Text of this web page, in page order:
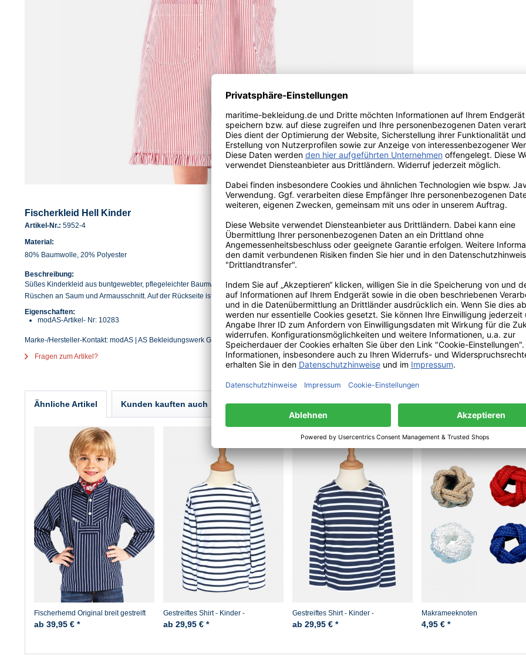
Fischerkleid Hell Kinder
Artikel-Nr.: 5952-4
Material:
80% Baumwolle, 20% Polyester
Beschreibung:
Süßes Kinderkleid aus buntgewebter, pflegeleichter Baumwollmischung mit zwei aufgesetzte Taschen,
Rüschen an Saum und Armausschnitt. Auf der Rückseite ist eine Knopfleiste angebracht.
Eigenschaften:
modAS-Artikel- Nr: 10283
Marke-/Hersteller-Kontakt: modAS | AS Bekleidungswerk GmbH | Heglitzer Str. 12 | 26409 Wittmund | Deutschland | info(a)modas-bekleidung.de
Fragen zum Artikel?
Ähnliche Artikel Kunden kauften auch Kunden haben sich ebenfalls angesehen
Fischerhemd Original breit gestreift
Kinder
ab 39,95 € *
Gestreiftes Shirt - Kinder -
weiss/blaugestreift
ab 29,95 € *
Gestreiftes Shirt - Kinder -
blau/weissgestreift
ab 29,95 € *
Makrameeknoten
4,95 € *